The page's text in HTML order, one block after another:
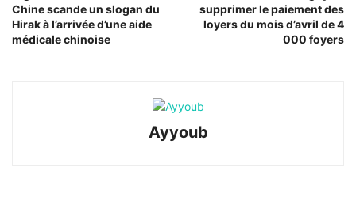
Chine scande un slogan du
Hirak à l’arrivée d’une aide
médicale chinoise
supprimer le paiement des
loyers du mois d’avril de 4
000 foyers
Ayyoub